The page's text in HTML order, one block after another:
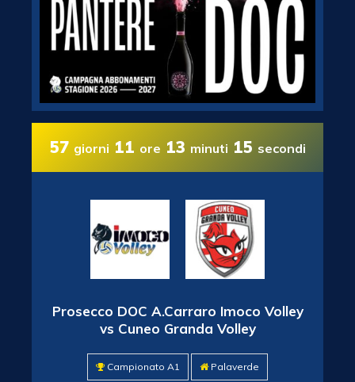
57 giorni 11 ore 13 minuti 14 secondi
Prosecco DOC A.Carraro Imoco Volley
vs Cuneo Granda Volley
Campionato A1 Palaverde